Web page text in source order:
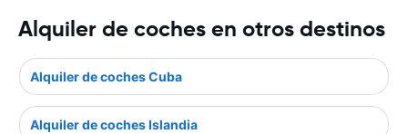
Alquiler de coches en otros destinos
Alquiler de coches Cuba
Alquiler de coches Islandia